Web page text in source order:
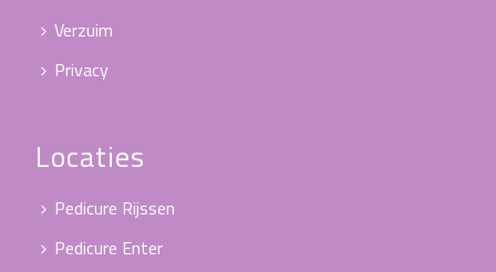
Verzuim
Privacy
Locaties
Pedicure Rijssen
Pedicure Enter